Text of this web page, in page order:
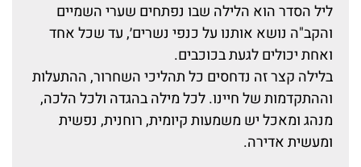
ליל הסדר הוא הלילה שבו נפתחים שערי השמיים
והקב"ה נושא אותנו על כנפי נשרים׳, עד שכל אחד
ואחת יכולים לגעת בכוכבים.
בלילה קצר זה נדחסים כל תהליכי השחרור, ההתעלות
וההתקדמות של חיינו. לכל מילה בהגדה ולכל הלכה,
מנהג ומאכל יש משמעות קיומית, רוחנית, נפשית
ומעשית אדירה.